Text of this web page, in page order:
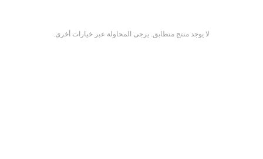
لا يوجد منتج متطابق. يرجى المحاولة عبر خيارات أخرى.